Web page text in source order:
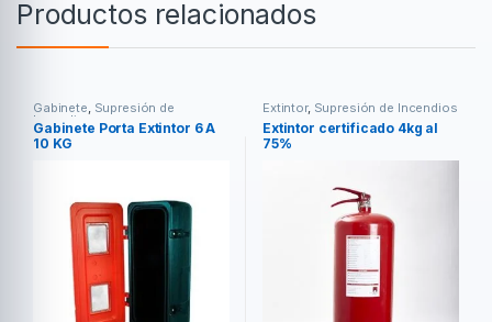
Productos relacionados
Gabinete, Supresión de
Incendios
Gabinete Porta Extintor 6 A
10 KG
Extintor, Supresión de Incendios
Extintor certificado 4kg al
75%